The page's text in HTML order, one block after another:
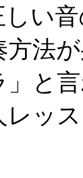
い
方法
」と
レッ